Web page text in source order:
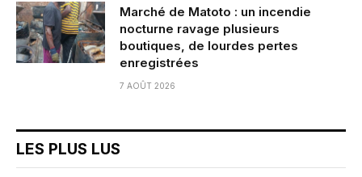
Marché de Matoto : un incendie
nocturne ravage plusieurs
boutiques, de lourdes pertes
enregistrées
7 AOÛT 2026
LES PLUS LUS